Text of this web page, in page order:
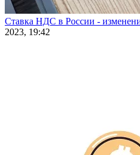
Ставка НДС в России -
2023, 19:42